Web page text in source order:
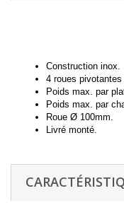
Construction inox.
4 roues pivotantes
Poids max. par
Poids max. par
Roue Ø 100mm.
Livré monté.